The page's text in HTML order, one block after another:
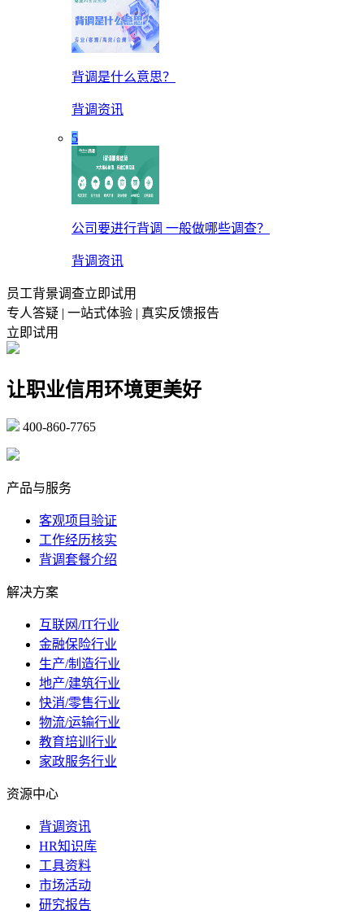
背调是什么意思？
背调资讯
5
公司要进行背调 一般做哪些调查？
背调资讯
员工背景调查立即试用
专人答疑 | 一站式体验 | 真实反馈报告
立即试用
让职业信用环境更美好
400-860-7765
产品与服务
客观项目验证
工作经历核实
背调套餐介绍
解决方案
互联网/IT行业
金融保险行业
生产/制造行业
地产/建筑行业
快消/零售行业
物流/运输行业
教育培训行业
家政服务行业
资源中心
背调资讯
HR知识库
工具资料
市场活动
研究报告